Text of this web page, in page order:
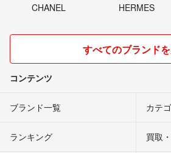
CHANEL HERMES
すべてのブランド
コンテンツ
ブランド一覧 カテ
ランキング 買取